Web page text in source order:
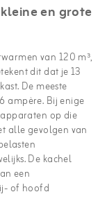
en grote
van 120 m³,
dit dat je 13
De meeste
ampère. Bij enige
op die
alle gevolgen van
De kachel
een
of hoofd